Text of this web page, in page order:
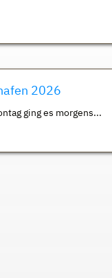
2026
ging es morgens...